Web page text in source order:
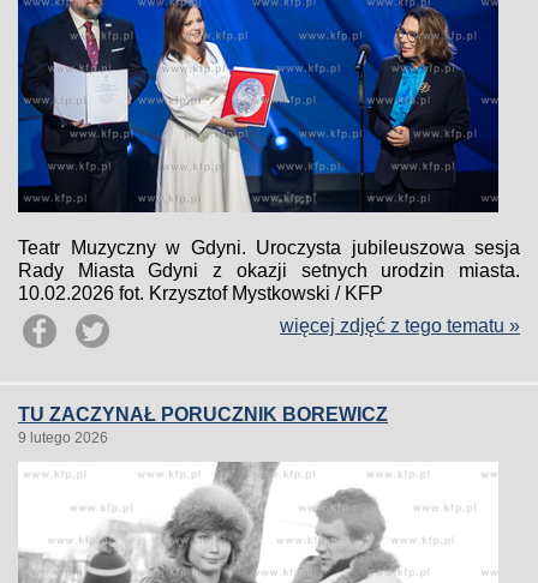
Teatr Muzyczny w Gdyni. Uroczysta jubileuszowa sesja
Rady Miasta Gdyni z okazji setnych urodzin miasta.
10.02.2026 fot. Krzysztof Mystkowski / KFP
więcej zdjęć z tego tematu »
TU ZACZYNAŁ PORUCZNIK BOREWICZ
9 lutego 2026